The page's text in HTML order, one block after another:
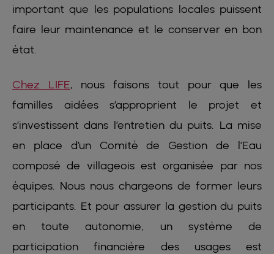
important que les populations locales puissent
faire leur maintenance et le conserver en bon
état.
Chez LIFE, nous faisons tout pour que les
familles aidées s’approprient le projet et
s’investissent dans l’entretien du puits. La mise
en place d’un Comité de Gestion de l’Eau
composé de villageois est organisée par nos
équipes. Nous nous chargeons de former leurs
participants. Et pour assurer la gestion du puits
en toute autonomie, un système de
participation financière des usages est